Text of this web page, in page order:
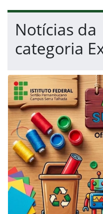
Fim da navegação
Início do conteúdo
Notícias da
categoria